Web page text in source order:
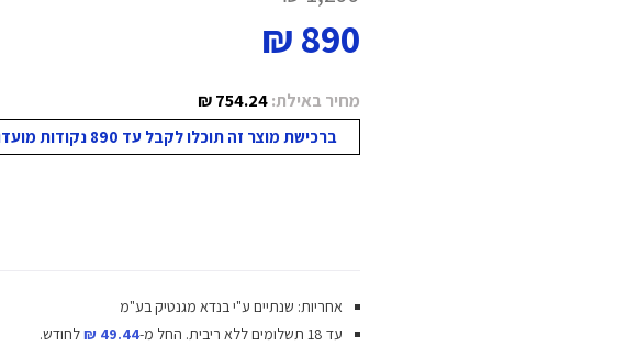
890 ₪
מחיר באילת:754.24 ₪
ברכישת מוצר זה תוכלו לקבל עד 890 נקודות מועדון!
אחריות: שנתיים ע"י בנדא מגנטיק בע"מ
עד 18 תשלומים ללא ריבית.
החל מ-49.44 ₪ לחודש.